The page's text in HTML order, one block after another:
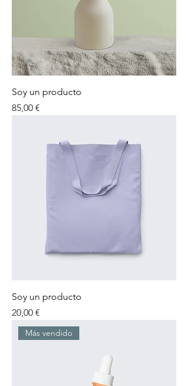
Soy un producto
Precio
85,00 €
Soy un producto
Precio
20,00 €
Más vendido